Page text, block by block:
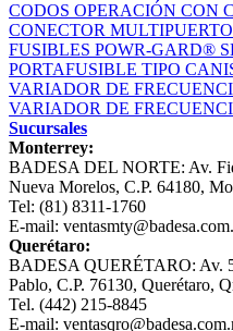
CODOS OPERACIÓN CON
CONECTOR
FUSIBLES POWR-GARD®
PORTAFUSIBLE TIPO
VARIADOR DE
VARIADOR DE
Sucursales
Monterrey:
BADESA DEL NORTE: Av.
Nueva Morelos, C.P. 64180,
Tel: (81) 8311-1760
E-mail:
Querétaro:
BADESA QUERÉTARO: Av.
Pablo, C.P. 76130, Querétaro,
Tel. (442) 215-8845
E-mail: